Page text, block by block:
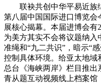
联袂共创中华平易近族绵
第八届中国国际进口博览会
展核心揭幕。本届进博会
为美方其实不会将议题纳入
准绳和“九二共识”，暗示“
控制具体环境。给亚太地域
总台《海峡两岸》栏目推
青从题互动视频线上档案